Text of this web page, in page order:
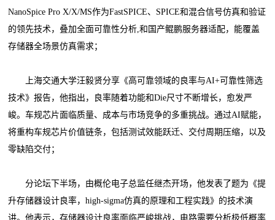
NanoSpice Pro X/X/MS作为FastSPICE、SPICE和混合信号仿真和验证
的领先技术，叠加全面可靠性分析,和国产鲲鹏服务器适配，能覆盖
存储器全场景仿真需求；
上海交通大学汪毅贤分享《高可靠领域的良率与AI+可靠性筛选
技术》报告，他指出，良率随着功能和Die尺寸不断增长，愈发严
峻。车规芯片面临质量、成本与市场竞争的多重挑战。通过AI赋能，
将重构车规芯片价值链条，包括测试效能跃迁、交付周期压缩，以及
零缺陷交付；
分论坛下半场，由概伦电子总监任继杰开场，他发表了题为《提
升存储器设计良率，high-sigma仿真的原理和工程实践》的技术演
讲。他表示，存储器设计良率面临严峻挑战，电路需要分析极低概率